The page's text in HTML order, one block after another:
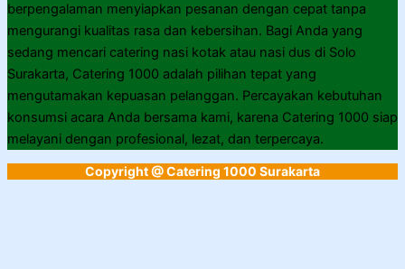
berpengalaman menyiapkan pesanan dengan cepat tanpa
mengurangi kualitas rasa dan kebersihan. Bagi Anda yang
sedang mencari catering nasi kotak atau nasi dus di Solo
Surakarta, Catering 1000 adalah pilihan tepat yang
mengutamakan kepuasan pelanggan. Percayakan kebutuhan
konsumsi acara Anda bersama kami, karena Catering 1000 siap
melayani dengan profesional, lezat, dan terpercaya.
Copyright @ Catering 1000 Surakarta